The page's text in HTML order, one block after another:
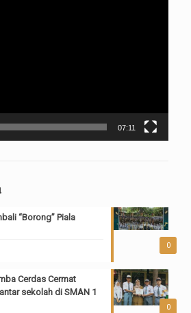
07:11
0
“Borong” Piala
0
Cerdas Cermat
sekolah di SMAN 1